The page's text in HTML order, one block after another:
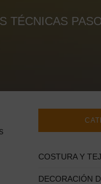
TÉCNICAS
COSTURA Y
DECORACIÓN